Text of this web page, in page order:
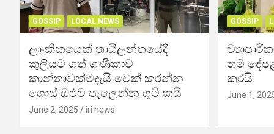
GOSSIP LOCAL NEWS
ලාංකිකයෙක් තායිලන්තයේදී
කුලියට ගත් ගණිකාව
කාන්තාවක්මදැයි චෙක් කරන්න
ගොස් ඔළුව පැලෙන්න ගුටි කයි
June 2, 2025 iri news
GOSSIP
තම
කරයි
June 1,